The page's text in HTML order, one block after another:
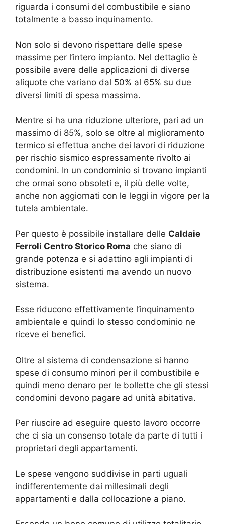
riguarda i consumi del combustibile e siano
totalmente a basso inquinamento.
Non solo si devono rispettare delle spese
massime per l’intero impianto. Nel dettaglio è
possibile avere delle applicazioni di diverse
aliquote che variano dal 50% al 65% su due
diversi limiti di spesa massima.
Mentre si ha una riduzione ulteriore, pari ad un
massimo di 85%, solo se oltre al miglioramento
termico si effettua anche dei lavori di riduzione
per rischio sismico espressamente rivolto ai
condomini. In un condominio si trovano impianti
che ormai sono obsoleti e, il più delle volte,
anche non aggiornati con le leggi in vigore per la
tutela ambientale.
Per questo è possibile installare delle Caldaie
Ferroli Centro Storico Roma che siano di
grande potenza e si adattino agli impianti di
distribuzione esistenti ma avendo un nuovo
sistema.
Esse riducono effettivamente l’inquinamento
ambientale e quindi lo stesso condominio ne
riceve ei benefici.
Oltre al sistema di condensazione si hanno
spese di consumo minori per il combustibile e
quindi meno denaro per le bollette che gli stessi
condomini devono pagare ad unità abitativa.
Per riuscire ad eseguire questo lavoro occorre
che ci sia un consenso totale da parte di tutti i
proprietari degli appartamenti.
Le spese vengono suddivise in parti uguali
indifferentemente dai millesimali degli
appartamenti e dalla collocazione a piano.